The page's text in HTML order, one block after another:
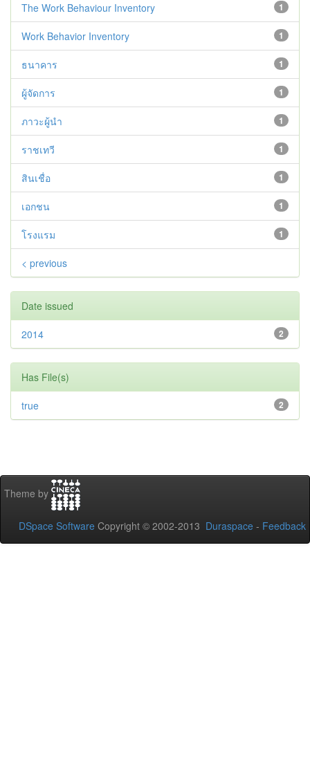
1
The Work Behaviour Inventory
1
Work Behavior Inventory
1
ธนาคาร
1
ผู้จัดการ
1
ภาวะผู้นำ
1
ราชเทวี
1
สินเชื่อ
1
เอกชน
1
โรงแรม
< previous
Date issued
2
2014
Has File(s)
2
true
Theme by
DSpace Software Copyright © 2002-2013 Duraspace - Feedback